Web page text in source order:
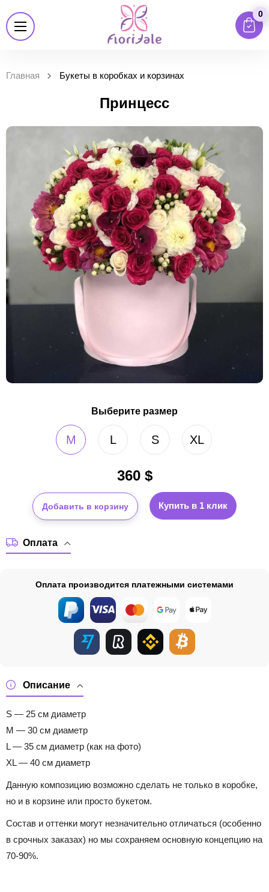
0
Главная Букеты в коробках и корзинах
Принцесс
Выберите размер
M L S XL
360$
Добавить в корзину Купить в 1 клик
Описание
S — 25 см диаметр
M — 30 см диаметр
L — 35 см диаметр (как на фото)
XL — 40 см диаметр
Данную композицию возможно сделать не только в коробке,
но и в корзине или просто букетом.
Состав и оттенки могут незначительно отличаться (особенно
в срочных заказах) но мы сохраняем основную концепцию на
70-90%.
Оплата
Оплата производится платежными системами